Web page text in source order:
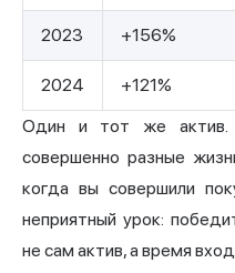
2023 +156%
2024
+121%
Один и тот же
совершенно разные
когда вы совершили
неприятный урок:
не сам актив, а время